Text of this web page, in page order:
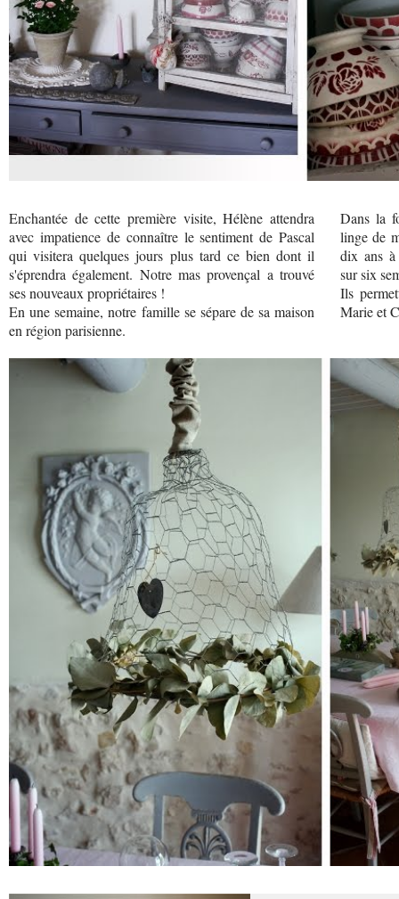
Enchantée de cette première visite, Hélène attendra
avec impatience de connaître le sentiment de Pascal
qui visitera quelques jours plus tard ce bien dont il
s'éprendra également. Notre mas provençal a trouvé
ses nouveaux propriétaires !
En une semaine, notre famille se sépare de sa maison
en région parisienne.
Dans la
linge de
dix ans à
sur six
Ils
Marie et